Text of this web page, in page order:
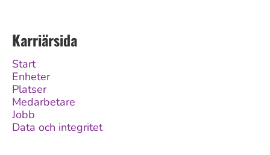
Karriärsida
Start
Enheter
Platser
Medarbetare
Jobb
Data och integritet